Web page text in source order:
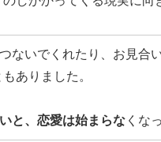
ないでくれたり、お見合
ありました。
と、恋愛は始まらな くな